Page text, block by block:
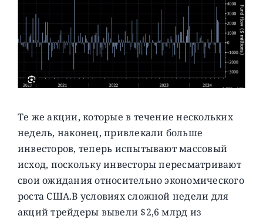
Те же акции, которые в течение нескольких
недель, наконец, привлекали больше
инвесторов, теперь испытывают массовый
исход, поскольку инвесторы пересматривают
свои ожидания относительно экономического
роста США.В условиях сложной недели для
акций трейдеры вывели $2,6 млрд из